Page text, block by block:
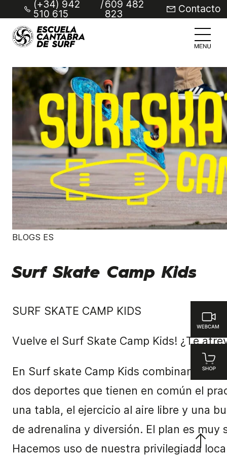
(+34) 942
510 615
/609 482
823 Contacto
BLOGS ES
Surf Skate Camp Kids
SURF SKATE CAMP KIDS
Vuelve el Surf Skate Camp Kids! ¿Te
En Surf skate Camp Kids combinamos
dos deportes que tienen en común el
una tabla, el ejercicio al aire libre y una
de adrenalina y diversión. El plan es muy
Hacemos uso de nuestra privilegiada